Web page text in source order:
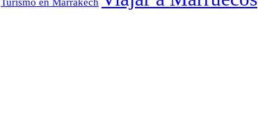
Turismo en Marrakech